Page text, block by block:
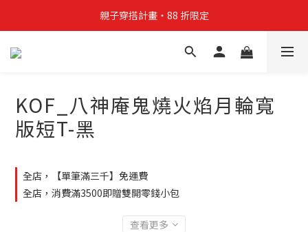
親子穿搭計畫・88 折限定
親子穿搭計畫・88 折限定
貼身補貨計畫  任選 6 件 $888
親子穿搭計畫・88 折限定
KOF_八神庵鬼燒火焰月輪寬
版短T-黑
全店，【單筆滿三千】免運費
全店，消費滿3500即贈雙開零錢小包
查看更多